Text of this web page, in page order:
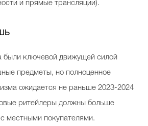
и прямые трансляции).
были ключевой движущей силой
предметы, но полноценное
ожидается не раньше 2023-2024
ритейлеры должны больше
местными покупателями.